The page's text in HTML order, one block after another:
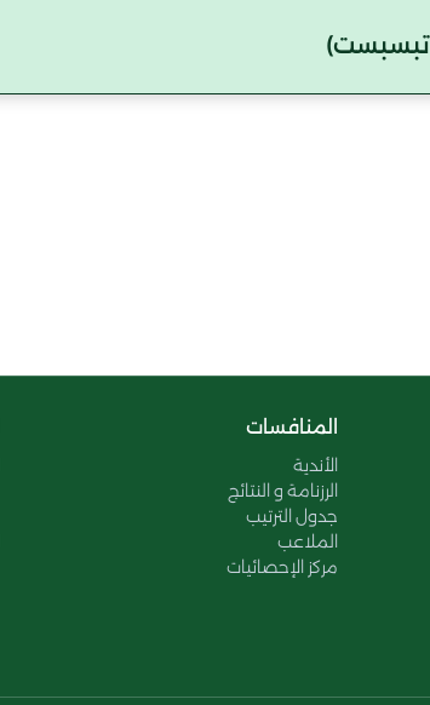
المنافسات
الأندية
الرزنامة و النتائج
جدول الترتيب
الملاعب
مركز الإحصائيات